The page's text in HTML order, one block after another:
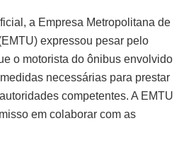
a Empresa Metropolitana de
expressou pesar pelo
o motorista do ônibus envolvido
necessárias para prestar
competentes. A EMTU
em colaborar com as